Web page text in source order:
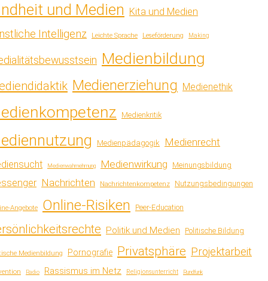
und Medien Kita und Medien
Intelligenz Leichte Sprache Leseförderung Making
Medienbildung
Medienerziehung Medienethik
Medienkritik
Medienpädagogik Medienrecht
Medienwahrnehmung Medienwirkung Meinungsbildung
Nachrichten Nachrichtenkompetenz Nutzungsbedingungen
Angebote Online-Risiken Peer-Education
Politik und Medien Politische Bildung
Medienbildung Pornografie Privatsphäre Projektarbeit
Radio Rassismus im Netz Religionsunterricht Rundfunk